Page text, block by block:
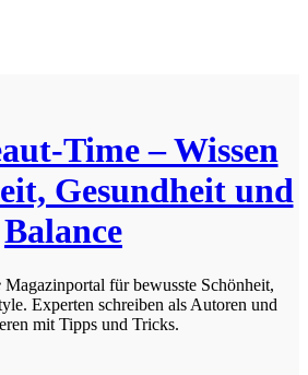
Time – Wissen
Gesundheit und
Balance
Magazinportal für bewusste Schönheit,
Experten schreiben als Autoren und
mit Tipps und Tricks.